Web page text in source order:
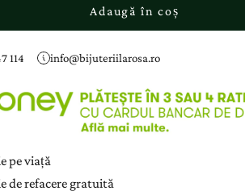
Adaugă în coș
114 info@bijuteriilarosa.ro
pe viață
de refacere gratuită